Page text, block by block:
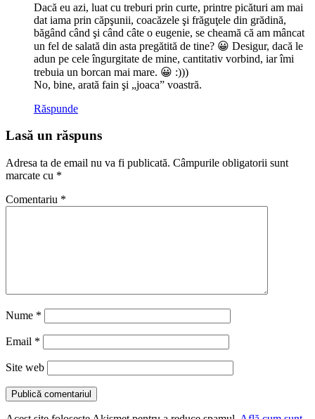
Dacă eu azi, luat cu treburi prin curte, printre picături am mai
dat iama prin căpşunii, coacăzele şi frăguţele din grădină,
băgând când şi când câte o eugenie, se cheamă că am mâncat
un fel de salată din asta pregătită de tine? 😀 Desigur, dacă le
adun pe cele îngurgitate de mine, cantitativ vorbind, iar îmi
trebuia un borcan mai mare. 😀 :)))
No, bine, arată fain şi „joaca” voastră.
Răspunde
Lasă un răspuns
Adresa ta de email nu va fi publicată. Câmpurile obligatorii sunt
marcate cu *
Comentariu *
Nume *
Email *
Site web